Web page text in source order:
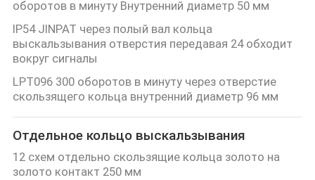
оборотов в минуту Внутренний диаметр 50 мм
IP54 JINPAT через полый вал кольца
выскальзывания отверстия передавая 24 обходит
вокруг сигналы
LPT096 300 оборотов в минуту через отверстие
скользящего кольца внутренний диаметр 96 мм
Отдельное кольцо выскальзывания
12 схем отдельно скользящие кольца золото на
золото контакт 250 мм